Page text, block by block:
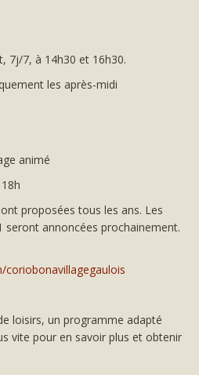
7j/7, à 14h30 et 16h30.
les après-midi
animé
proposées tous les ans. Les
seront annoncées prochainement.
loisirs, un programme adapté
vite pour en savoir plus et obtenir